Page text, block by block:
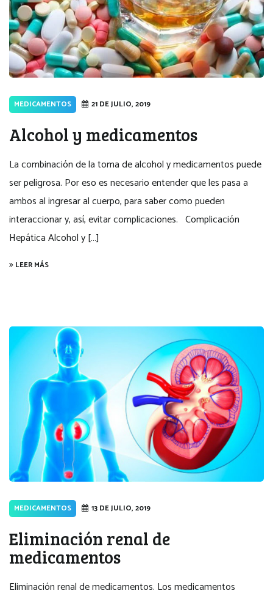
MEDICAMENTOS 21 DE JULIO, 2019
Alcohol y medicamentos
La combinación de la toma de alcohol y medicamentos puede
ser peligrosa. Por eso es necesario entender que les pasa a
ambos al ingresar al cuerpo, para saber como pueden
interaccionar y, así, evitar complicaciones. Complicación
Hepática Alcohol y […]
LEER MÁS
MEDICAMENTOS 13 DE JULIO, 2019
Eliminación renal de
medicamentos
Eliminación renal de medicamentos. Los medicamentos